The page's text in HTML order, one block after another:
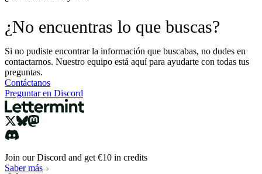
¿No encuentras lo que buscas?
Si no pudiste encontrar la información que buscabas, no dudes en
contactarnos. Nuestro equipo está aquí para ayudarte con todas tus
preguntas.
Contáctanos
Preguntar en Discord
Join our Discord and get €10 in credits
Saber más